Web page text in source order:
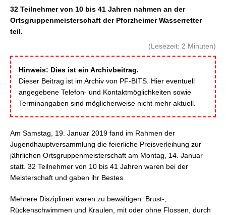
32 Teilnehmer von 10 bis 41 Jahren nahmen an der
Ortsgruppenmeisterschaft der Pforzheimer Wasserretter
teil.
(Lesezeit: 2 Minuten)
Hinweis: Dies ist ein Archivbeitrag.
Dieser Beitrag ist im Archiv von PF-BITS. Hier eventuell
angegebene Telefon- und Kontaktmöglichkeiten sowie
Terminangaben sind möglicherweise nicht mehr aktuell.
Am Samstag, 19. Januar 2019 fand im Rahmen der
Jugendhauptversammlung die feierliche Preisverleihung zur
jährlichen Ortsgruppenmeisterschaft am Montag, 14. Januar
statt. 32 Teilnehmer von 10 bis 41 Jahren waren bei der
Meisterschaft und gaben ihr Bestes.
Mehrere Disziplinen waren zu bewältigen: Brust-,
Rückenschwimmen und Kraulen, mit oder ohne Flossen, durch